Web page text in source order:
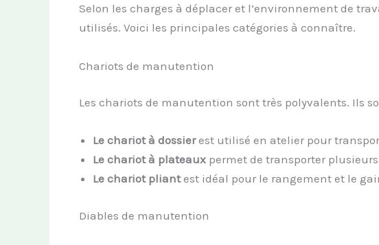
Selon les charges à déplacer et l’environnement de
utilisés. Voici les principales catégories à connaître.
Chariots de manutention
Les chariots de manutention sont très polyvalents. Ils
Le chariot à dossierest utilisé en atelier pour
Le chariot à plateauxpermet de transporter
Le chariot pliantest idéal pour le rangement et le
Diables de manutention